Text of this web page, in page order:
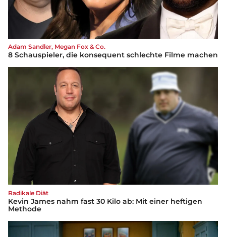
Adam Sandler, Megan Fox & Co.
8 Schauspieler, die konsequent schlechte Filme machen
Radikale Diät
Kevin James nahm fast 30 Kilo ab: Mit einer heftigen
Methode